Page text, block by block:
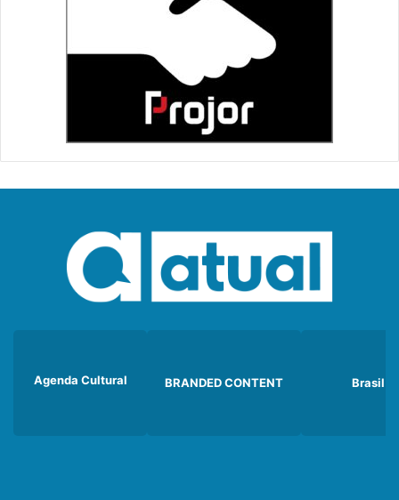
Agenda Cultural BRANDED CONTENT Brasil